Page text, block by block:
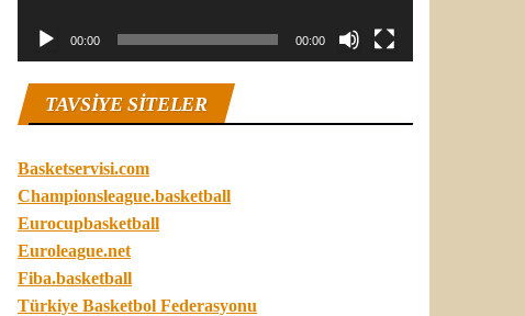
00:00 00:00
TAVSIYE SITELER
Basketservisi.com
Championsleague.basketball
Eurocupbasketball
Euroleague.net
Fiba.basketball
Türkiye Basketbol Federasyonu